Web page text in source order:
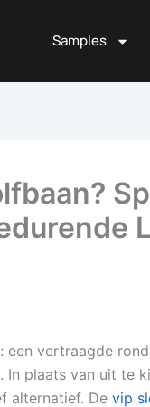
Samples
vertraagde
plaats van uit te
alternatief. De vip